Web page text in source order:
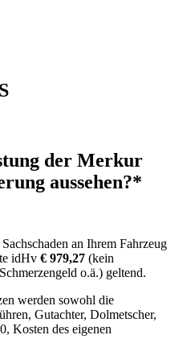
der Merkur
aussehen?*
an Ihrem Fahrzeug
idHv € 979,27 (kein
o.ä.) geltend.
werden sowohl die
Gutachter, Dolmetscher,
Kosten des eigenen